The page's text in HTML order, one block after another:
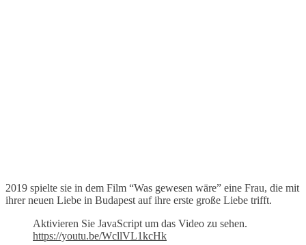
2019 spielte sie in dem Film “Was gewesen wäre” eine Frau, die mit
ihrer neuen Liebe in Budapest auf ihre erste große Liebe trifft.
Aktivieren Sie JavaScript um das Video zu sehen.
https://youtu.be/WcllVL1kcHk